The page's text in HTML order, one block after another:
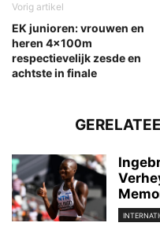
Vorig artikel
EK junioren: vrouwen en
heren 4x100m
respectievelijk zesde en
achtste in finale